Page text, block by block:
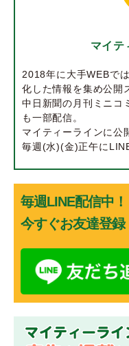
マイテ
2018年に大手WEBで
化した情報を集め公開
中日新聞の月刊ミニコ
も一部配信。
マイティーラインに公
毎週(水)(金)正午に
毎週LINE配信中！
今すぐお友達登録